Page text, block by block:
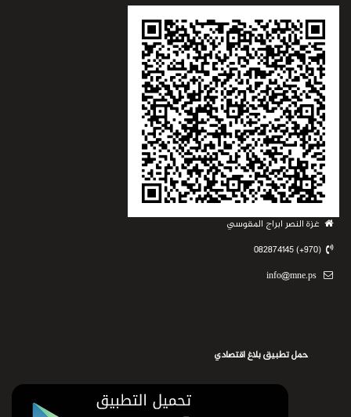
غزة النصر ابراج المقوسي
(970+) 082874145
حمل تطبيق بلاغ اقتصادي